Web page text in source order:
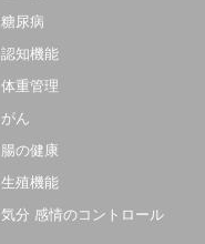
糖尿病
認知機能
体重管理
がん
腸の健康
生殖機能
気分 感情のコントロール